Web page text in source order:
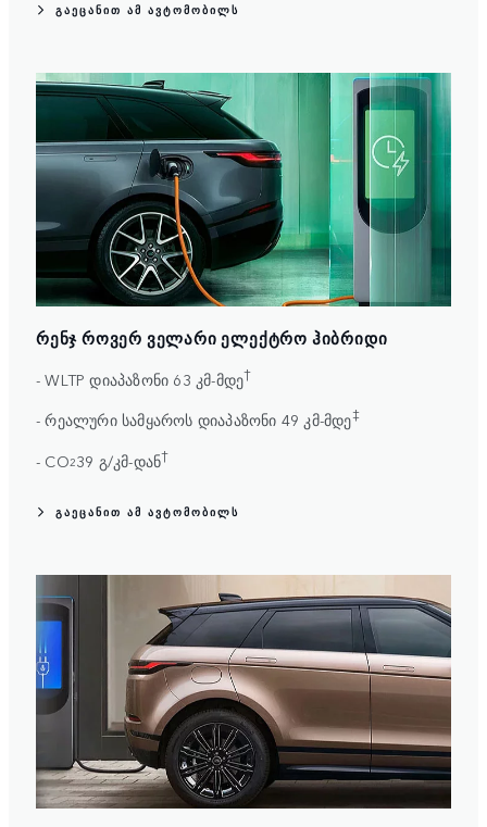
ᲒᲐᲔᲪᲐᲜᲘᲗ ᲐᲛ ᲐᲕᲢᲝᲛᲝᲑᲘᲚᲡ
ᲠᲔᲜᲯ ᲠᲝᲕᲔᲠ ᲕᲔᲚᲐᲠᲘ ᲔᲚᲔᲥᲢᲠᲝ ᲰᲘᲑᲠᲘᲓᲘ
- WLTP დიაპაზონი 63 კმ-მდე†
- რეალური სამყაროს დიაპაზონი 49 კმ-მდე‡
- CO239 გ/კმ-დან†
ᲒᲐᲔᲪᲐᲜᲘᲗ ᲐᲛ ᲐᲕᲢᲝᲛᲝᲑᲘᲚᲡ